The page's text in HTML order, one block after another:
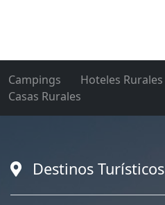
Campings Hoteles Rurales
Casas Rurales
Destinos Turísticos